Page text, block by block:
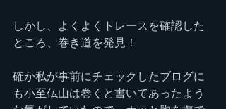
しかし、よくよくトレースを確認した
ところ、巻き道を発見！
確か私が事前にチェックしたブログに
も小至仏山は巻くと書いてあったよう